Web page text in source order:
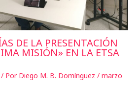
DE LA PRESENTACIÓN
MISIÓN» EN LA ETSA
/ Por Diego M. B. Domínguez / marzo